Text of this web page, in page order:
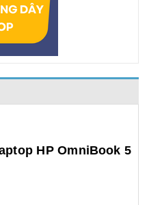
HP OmniBook 5